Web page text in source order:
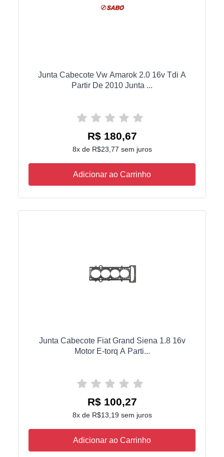
Junta Cabecote Vw Amarok 2.0 16v Tdi A
Partir De 2010 Junta ...
R$ 180,67
8x de R$23,77 sem juros
Adicionar ao Carrinho
Junta Cabecote Fiat Grand Siena 1.8 16v
Motor E-torq A Parti...
R$ 100,27
8x de R$13,19 sem juros
Adicionar ao Carrinho